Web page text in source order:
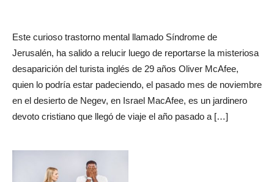
Este curioso trastorno mental llamado Síndrome de
Jerusalén, ha salido a relucir luego de reportarse la misteriosa
desaparición del turista inglés de 29 años Oliver McAfee,
quien lo podría estar padeciendo, el pasado mes de noviembre
en el desierto de Negev, en Israel MacAfee, es un jardinero
devoto cristiano que llegó de viaje el año pasado a […]